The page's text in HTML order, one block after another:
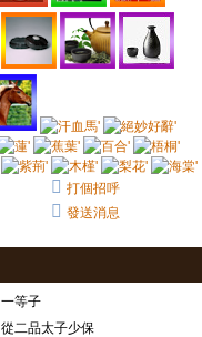
打個招呼
發送消息
一等子
從二品太子少保